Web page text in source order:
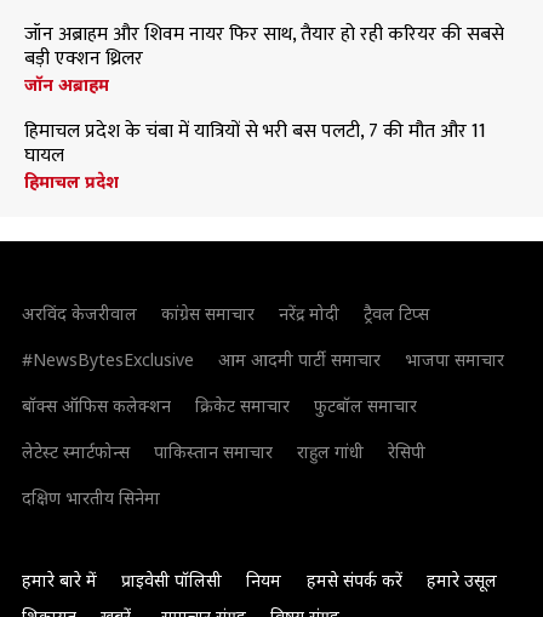
जॉन अब्राहम और शिवम नायर फिर साथ, तैयार हो रही करियर की सबसे
बड़ी एक्शन थ्रिलर
जॉन अब्राहम
हिमाचल प्रदेश के चंबा में यात्रियों से भरी बस पलटी, 7 की मौत और 11
घायल
हिमाचल प्रदेश
अरविंद केजरीवाल कांग्रेस समाचार नरेंद्र मोदी
ट्रैवल टिप्स
#NewsBytesExclusive
आम आदमी पार्टी समाचार
भाजपा समाचार
बॉक्स ऑफिस कलेक्शन
क्रिकेट समाचार
फुटबॉल समाचार
लेटेस्ट स्मार्टफोन्स
पाकिस्तान समाचार राहुल गांधी
रेसिपी
दक्षिण भारतीय सिनेमा
हमारे बारे में प्राइवेसी पॉलिसी नियम हमसे संपर्क करें
हमारे उसूल